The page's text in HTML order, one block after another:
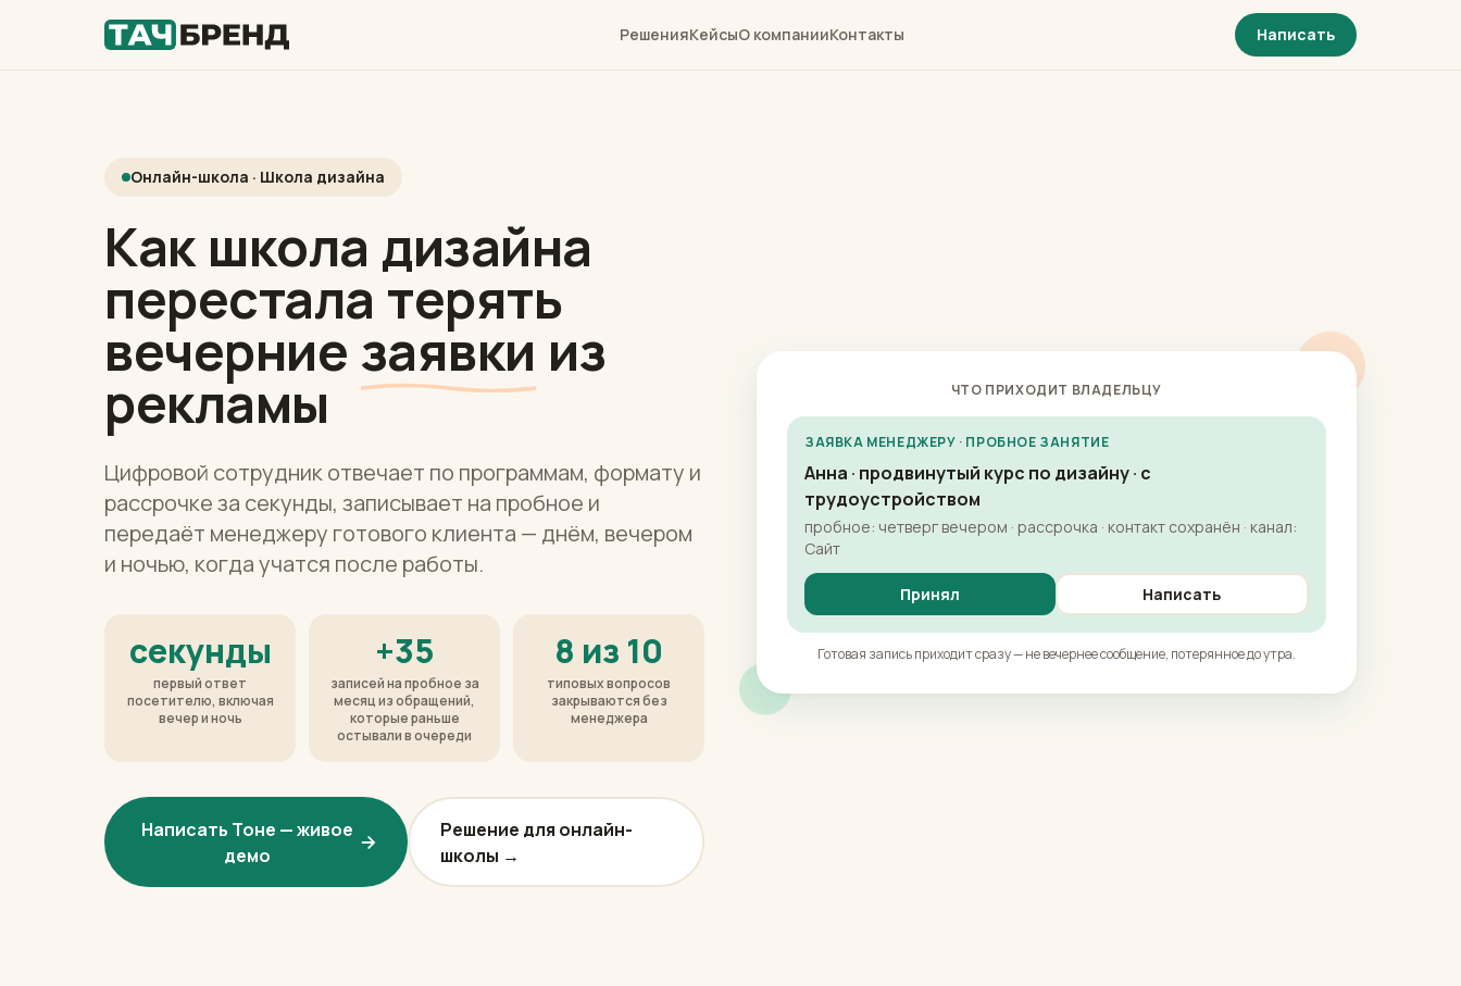
РешенияКейсыО компанииКонтакты Написать
Онлайн-школа · Школа дизайна
Как школа дизайна
перестала терять
вечерние заявки из
рекламы
Цифровой сотрудник отвечает по программам, формату и
рассрочке за секунды, записывает на пробное и
передаёт менеджеру готового клиента — днём, вечером
и ночью, когда учатся после работы.
секунды
первый ответ
посетителю, включая
вечер и ночь
+35
записей на пробное за
месяц из обращений,
которые раньше
остывали в очереди
8 из 10
типовых вопросов
закрываются без
менеджера
Написать Тоне — живое
демо
Решение для онлайн-
школы →
ЧТО ПРИХОДИТ ВЛАДЕЛЬЦУ
ЗАЯВКА МЕНЕДЖЕРУ · ПРОБНОЕ ЗАНЯТИЕ
Анна · продвинутый курс по дизайну · с
трудоустройством
пробное: четверг вечером · рассрочка · контакт сохранён · канал:
Сайт
Принял Написать
Готовая запись приходит сразу — не вечернее сообщение, потерянное до утра.